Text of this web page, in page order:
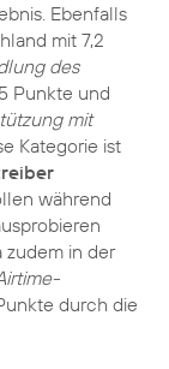
Ebenfalls
mit 7,2
des
Punkte und
mit
Kategorie ist
während
zudem in der
durch die